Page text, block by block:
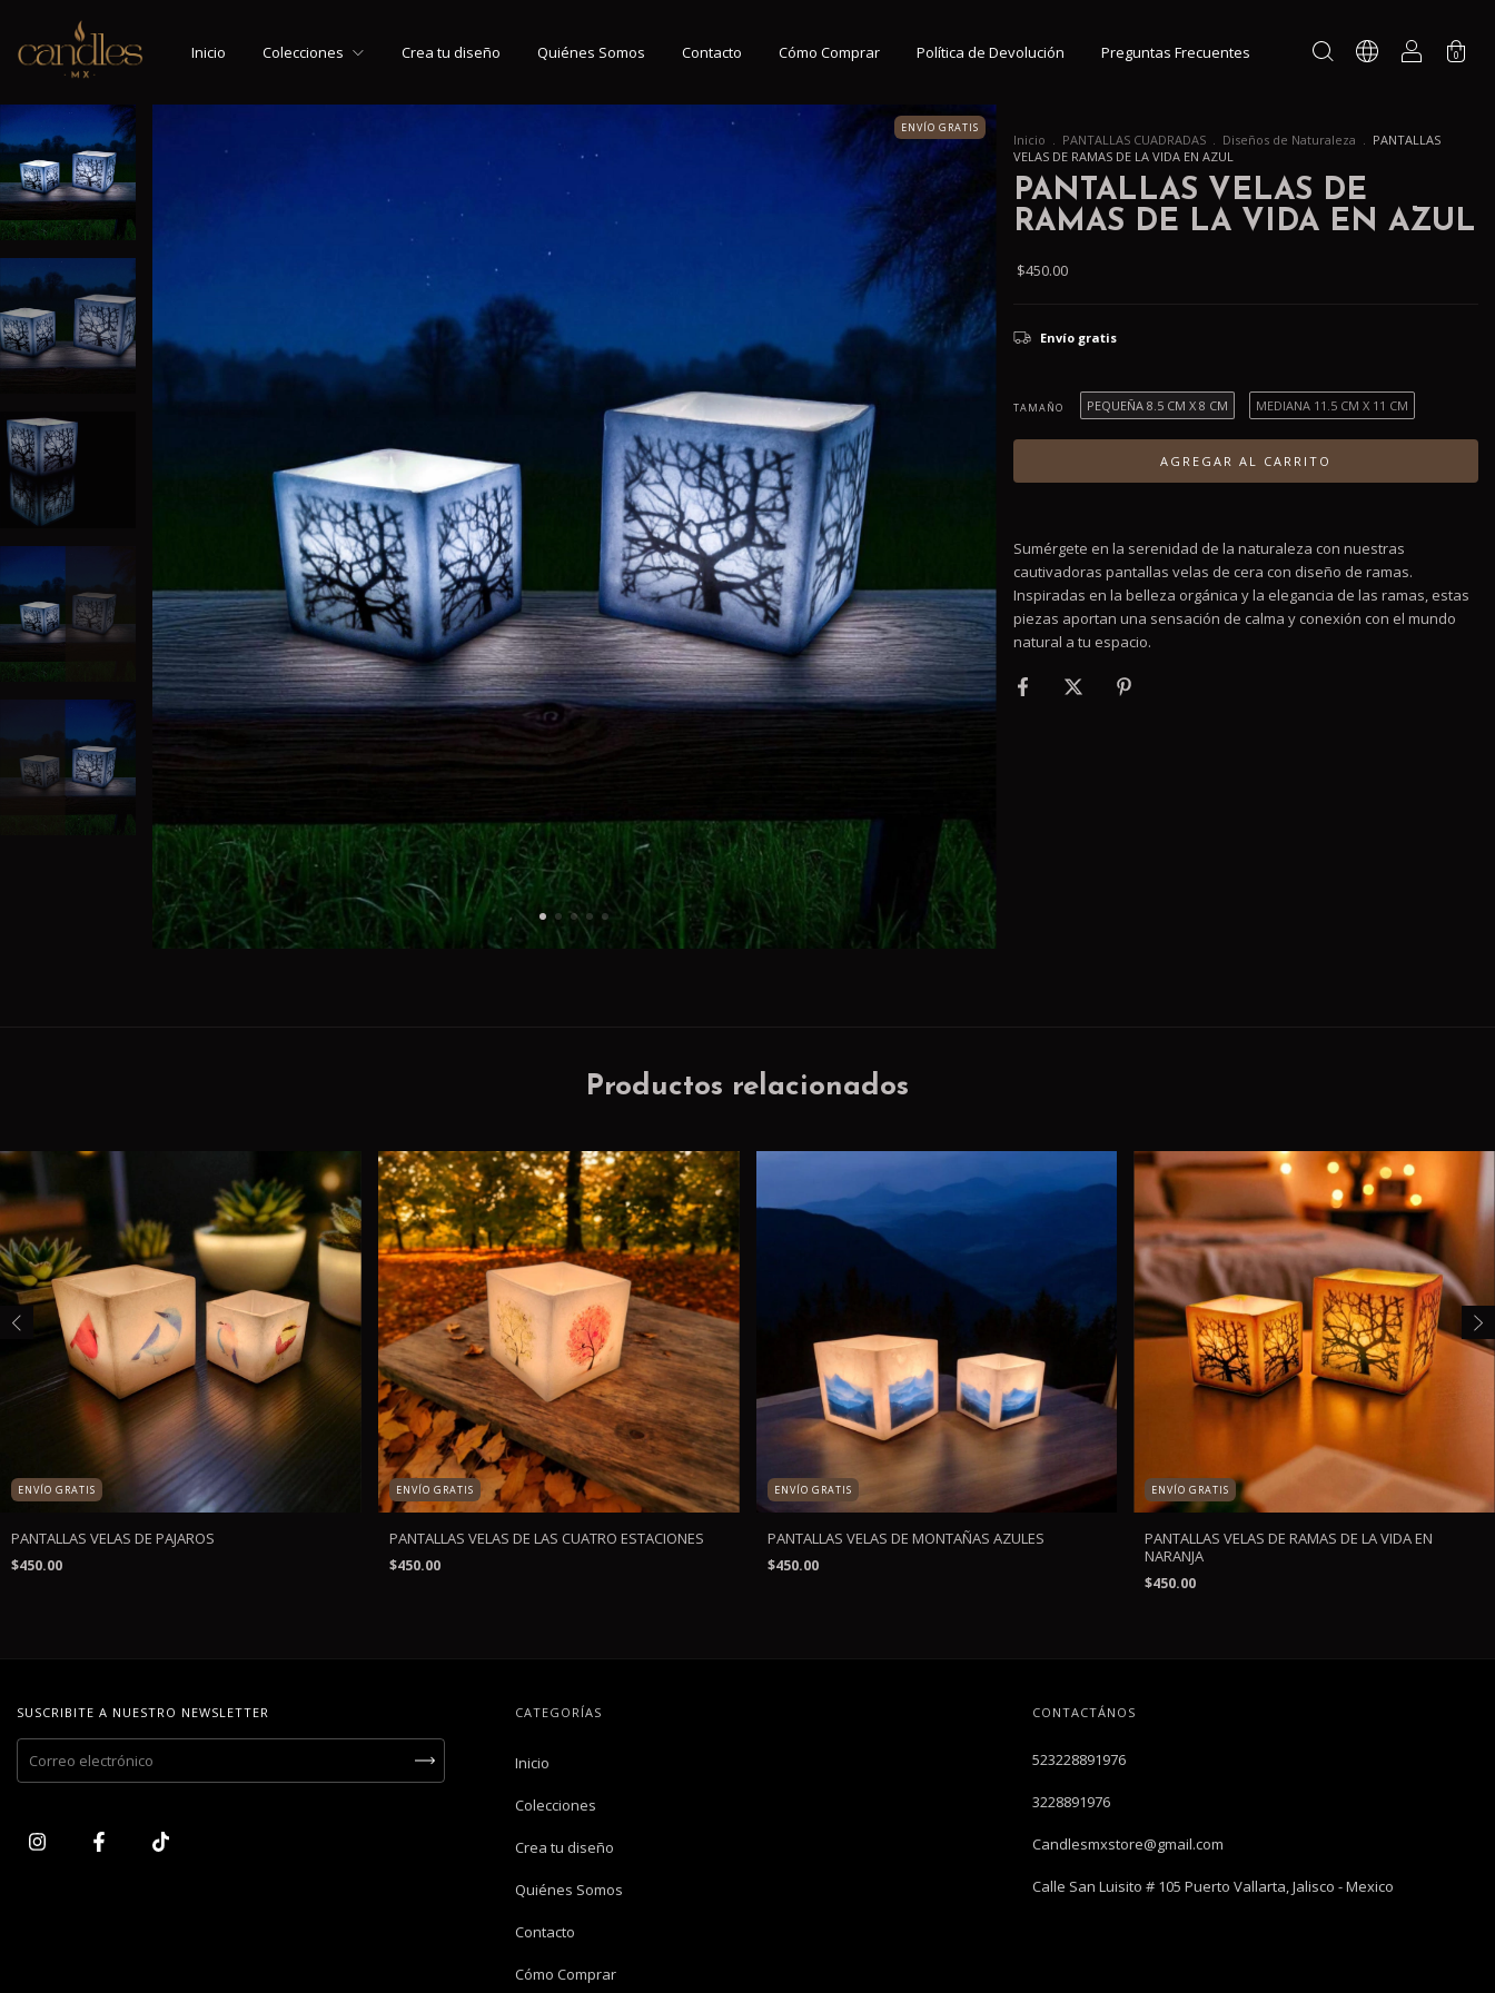
Inicio Colecciones Crea tu diseño Quiénes Somos Contacto Cómo Comprar Política de Devolución Preguntas Frecuentes 0
ENVÍO GRATIS
Inicio PANTALLAS CUADRADAS Diseños de Naturaleza
PANTALLAS
VELAS DE RAMAS DE LA VIDA EN AZUL
PANTALLAS VELAS DE
RAMAS DE LA VIDA EN AZUL
$450.00
Envío gratis
TAMAÑO PEQUEÑA 8.5 CM X 8 CM MEDIANA 11.5 CM X 11 CM
Sumérgete en la serenidad de la naturaleza con nuestras
cautivadoras pantallas velas de cera con diseño de ramas.
Inspiradas en la belleza orgánica y la elegancia de las ramas, estas
piezas aportan una sensación de calma y conexión con el mundo
natural a tu espacio.
Productos relacionados
ENVÍO GRATIS
PANTALLAS VELAS DE PAJAROS
$450.00
ENVÍO GRATIS
PANTALLAS VELAS DE LAS CUATRO ESTACIONES
$450.00
ENVÍO GRATIS
PANTALLAS VELAS DE MONTAÑAS AZULES
$450.00
ENVÍO GRATIS
PANTALLAS VELAS DE RAMAS DE LA VIDA EN
NARANJA
$450.00
SUSCRIBITE A NUESTRO NEWSLETTER CATEGORÍAS
Inicio
Colecciones
Crea tu diseño
Quiénes Somos
Contacto
Cómo Comprar
CONTACTÁNOS
523228891976
3228891976
Candlesmxstore@gmail.com
Calle San Luisito # 105 Puerto Vallarta, Jalisco - Mexico